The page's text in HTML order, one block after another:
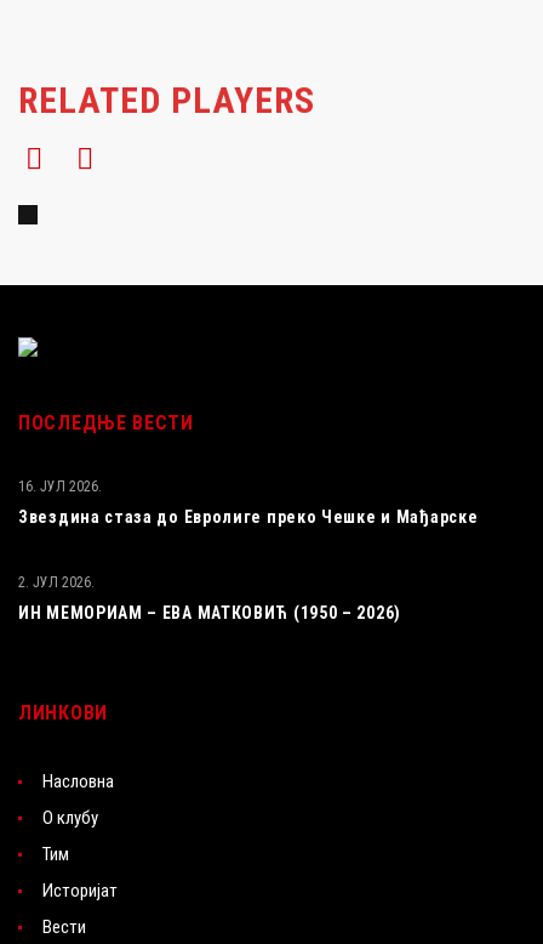
RELATED PLAYERS
17
Милица Васић
ПОСЛЕДЊЕ ВЕСТИ
Звездина стаза до Евролиге преко Чешке и Мађарске
16. ЈУЛ 2026.
ИН МЕМОРИАМ – ЕВА МАТКОВИЋ (1950 – 2026)
2. ЈУЛ 2026.
ЛИНКОВИ
Насловна
О клубу
Тим
Историјат
Вести